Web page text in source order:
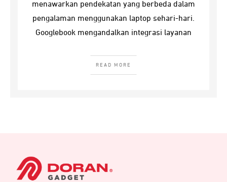
menawarkan pendekatan yang berbeda dalam
pengalaman menggunakan laptop sehari-hari.
Googlebook mengandalkan integrasi layanan
READ MORE